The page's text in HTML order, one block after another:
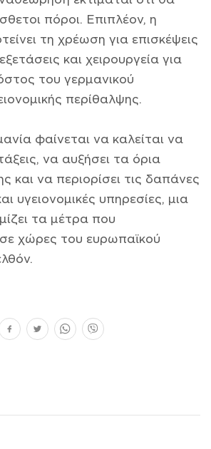
πόροι. Επιπλέον, η
τη χρέωση για επισκέψεις
και χειρουργεία για
του γερμανικού
περίθαλψης.
φαίνεται να καλείται να
να αυξήσει τα όρια
και να περιορίσει τις δαπάνες
υγειονομικές υπηρεσίες, μια
τα μέτρα που
χώρες του ευρωπαϊκού